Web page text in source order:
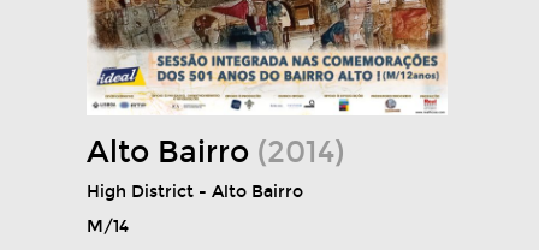
Alto Bairro (2014)
High District - Alto Bairro
M/14